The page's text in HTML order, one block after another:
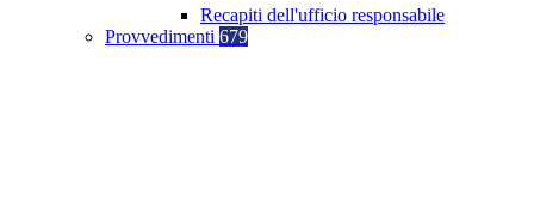
Recapiti dell'ufficio responsabile
Provvedimenti 679